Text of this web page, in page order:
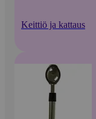
Keittiö ja kattaus